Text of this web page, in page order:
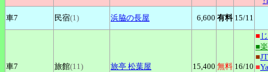
車7 民宿(1) 浜脇の長屋 6,600 有料 15/11
車7 旅館(11) 旅亭 松葉屋 15,400 無料 16/10
■
■
■
■